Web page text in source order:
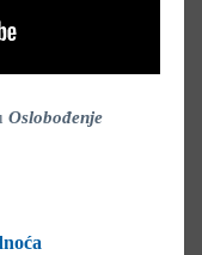
Oslobođenje